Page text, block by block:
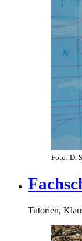
Foto: D.
Tutorien,